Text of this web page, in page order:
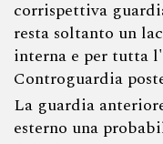
corrispettiva
resta soltanto un
interna e per tutta
Controguardia
La guardia
esterno una